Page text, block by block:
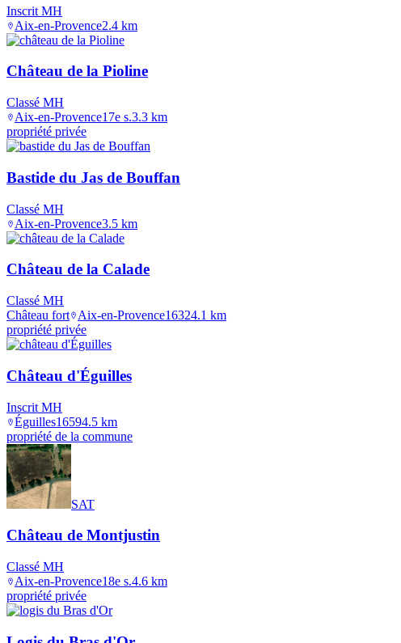
Inscrit MH
Aix-en-Provence2.4 km
Château de la Pioline
Classé MH
Aix-en-Provence17e s.3.3 km
propriété privée
Bastide du Jas de Bouffan
Classé MH
Aix-en-Provence3.5 km
Château de la Calade
Classé MH
Château fort
Aix-en-Provence16324.1 km
propriété privée
Château d'Éguilles
Inscrit MH
Éguilles16594.5 km
propriété de la commune
SAT
Château de Montjustin
Classé MH
Aix-en-Provence18e s.4.6 km
propriété privée